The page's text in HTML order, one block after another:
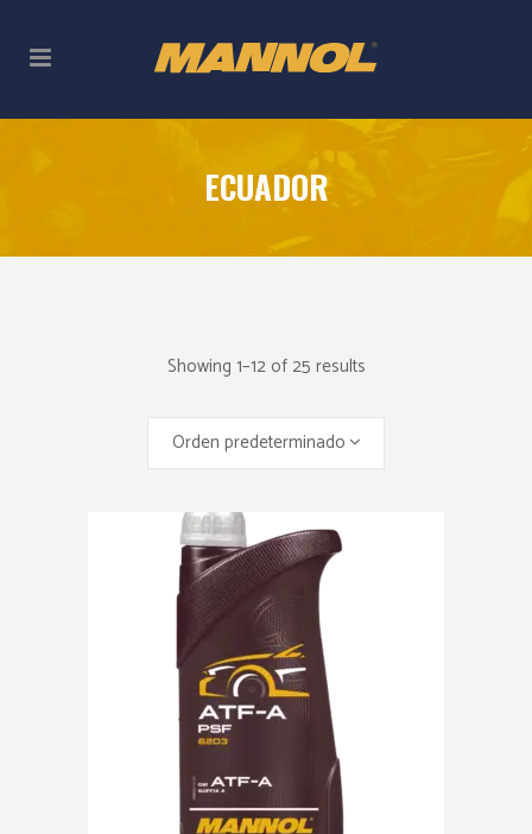
ECUADOR
Showing 1–12 of 25 results
Orden predeterminado